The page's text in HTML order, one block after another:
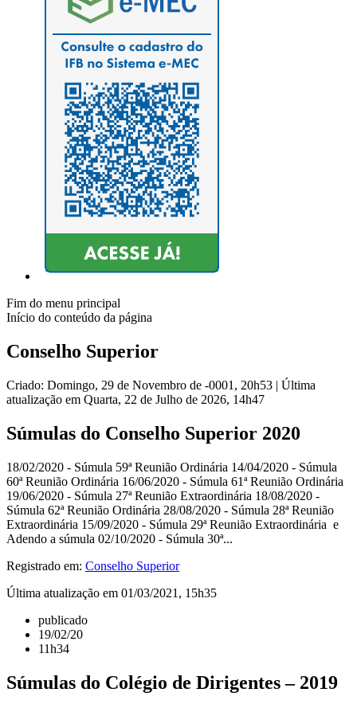
Fim do menu principal
Início do conteúdo da página
Conselho Superior
Criado: Domingo, 29 de Novembro de -0001, 20h53 | Última
atualização em Quarta, 22 de Julho de 2026, 14h47
Súmulas do Conselho Superior 2020
18/02/2020 - Súmula 59ª Reunião Ordinária 14/04/2020 - Súmula
60ª Reunião Ordinária 16/06/2020 - Súmula 61ª Reunião Ordinária
19/06/2020 - Súmula 27ª Reunião Extraordinária 18/08/2020 -
Súmula 62ª Reunião Ordinária 28/08/2020 - Súmula 28ª Reunião
Extraordinária 15/09/2020 - Súmula 29ª Reunião Extraordinária e
Adendo a súmula 02/10/2020 - Súmula 30ª...
Registrado em: Conselho Superior
Última atualização em 01/03/2021, 15h35
publicado
19/02/20
11h34
Súmulas do Colégio de Dirigentes – 2019